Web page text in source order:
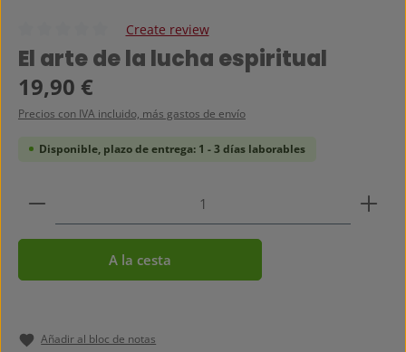
Calificación promedio de 0 de 5 estrellas
Create review
El arte de la lucha espiritual
Precio normal:
19,90 €
Precios con IVA incluido, más gastos de envío
Disponible, plazo de entrega: 1 - 3 días laborables
Cantidad del producto: introduce la cantidad
A la cesta
Añadir al bloc de notas